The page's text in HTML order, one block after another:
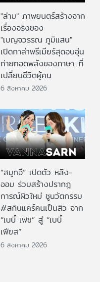
"ล่าม" ภาพยนตร์สร้างจาก
เรื่องจริงของ
"เบญจวรรณ ภูมิแสน"
เปิดกาล่าพรีเมียร์สุดอบอุ่น
ถ่ายทอดพลังของภาษา...ที่
เปลี่ยนชีวิตผู้คน
6 สิงหาคม 2026
“สมูทอี” เปิดตัว หลิง-
ออม ร่วมสร้างปรากฎ
การณ์ผิวใหม่ ชูนวัตกรรม
#สกินแคร์คนเป็นสิว จาก
“เบบี้ เฟซ” สู่ “เบบี้
เฟียส”
6 สิงหาคม 2026